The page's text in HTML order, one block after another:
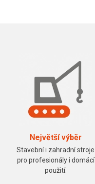
Největší výběr
Stavební i zahradní stroje
pro profesionály i domácí
použití.